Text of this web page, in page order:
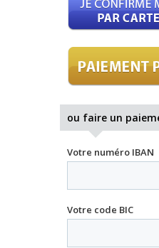
ou faire un
Votre numéro IBAN
Votre code BIC